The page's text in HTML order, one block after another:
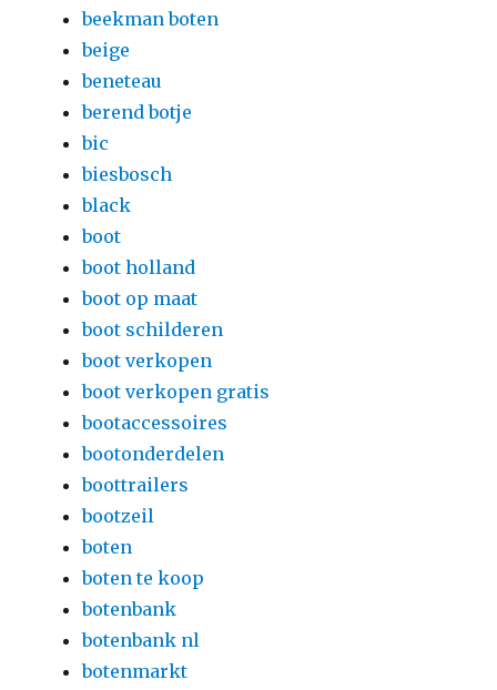
beekman boten
beige
beneteau
berend botje
bic
biesbosch
black
boot
boot holland
boot op maat
boot schilderen
boot verkopen
boot verkopen gratis
bootaccessoires
bootonderdelen
boottrailers
bootzeil
boten
boten te koop
botenbank
botenbank nl
botenmarkt